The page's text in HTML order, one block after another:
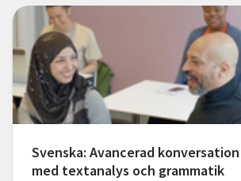
Svenska: Avancerad konversation
med textanalys och grammatik